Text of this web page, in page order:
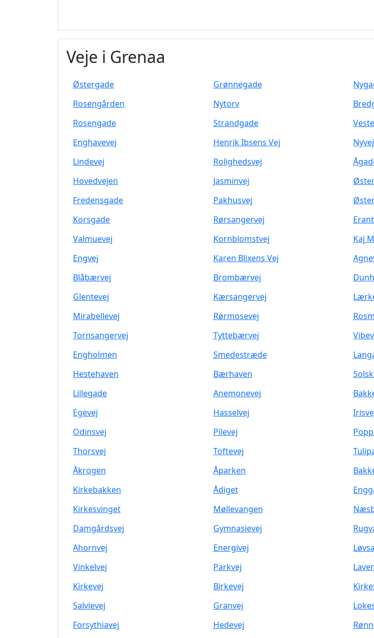
Veje i Grenaa
Østergade Grønnegade
Rosengården
Nytorv
Rosengade
Strandgade
Enghavevej
Henrik Ibsens Vej Nyvej
Lindevej
Rolighedsvej
Hovedvejen
Jasminvej
Fredensgade
Pakhusvej
Korsgade
Rørsangervej
Valmuevej
Kornblomstvej Kaj
Engvej
Karen Blixens Vej
Blåbærvej
Brombærvej
Glentevej
Kærsangervej
Mirabellevej
Rørmosevej
Tornsangervej
Tyttebærvej
Engholmen
Smedestræde
Hestehaven
Bærhaven
Lillegade
Anemonevej
Egevej
Hasselvej
Odinsvej
Pilevej
Thorsvej
Toftevej
Åkrogen
Åparken
Kirkebakken
Ådiget
Kirkesvinget
Møllevangen
Damgårdsvej
Gymnasievej
Ahornvej
Energivej
Vinkelvej
Parkvej
Kirkevej
Birkevej
Salvievej
Granvej
Forsythiavej
Hedevej